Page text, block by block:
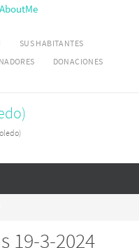
SUS HABITANTES
DONACIONES
19-3-2024